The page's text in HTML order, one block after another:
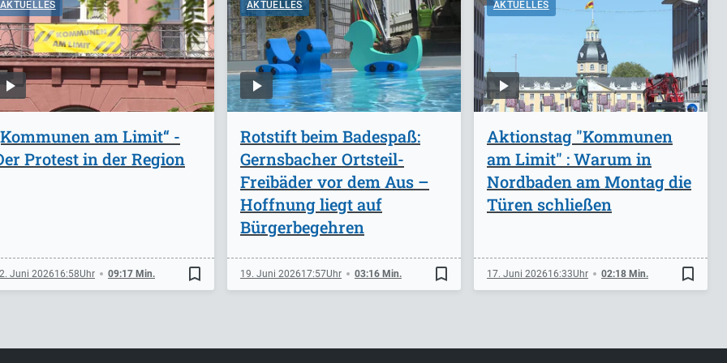
AKTUELLES
am Limit“ -
Protest in der Region
Juni 202616:58 09:17 Min. bookmark_border
AKTUELLES
Rotstift beim Badespaß:
Gernsbacher Ortsteil-
Freibäder vor dem Aus –
Hoffnung liegt auf
Bürgerbegehren
19. Juni 202617:57 03:16 Min. bookmark_border
AKTUELLES
Aktionstag "Kommunen
am Limit" : Warum in
Nordbaden am Montag die
Türen schließen
17. Juni 202616:33 02:18 Min. bookmark_border